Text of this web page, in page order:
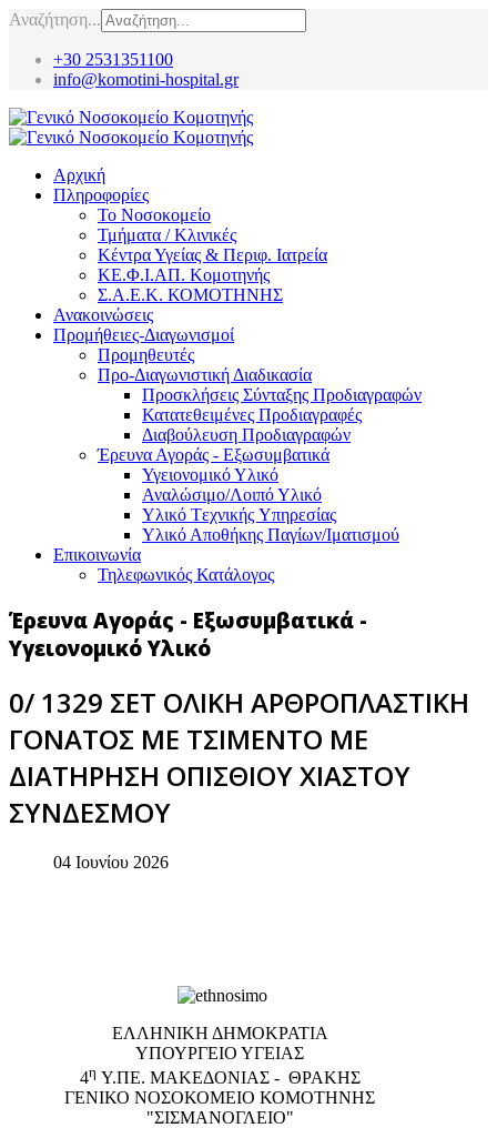
Αναζήτηση...
+30 2531351100
info@komotini-hospital.gr
Αρχική
Πληροφορίες
Το Νοσοκομείο
Τμήματα / Κλινικές
Κέντρα Υγείας & Περιφ. Ιατρεία
ΚΕ.Φ.Ι.ΑΠ. Κομοτηνής
Σ.Α.Ε.Κ. ΚΟΜΟΤΗΝΗΣ
Ανακοινώσεις
Προμήθειες-Διαγωνισμοί
Προμηθευτές
Προ-Διαγωνιστική Διαδικασία
Προσκλήσεις Σύνταξης Προδιαγραφών
Κατατεθειμένες Προδιαγραφές
Διαβούλευση Προδιαγραφών
Έρευνα Αγοράς - Εξωσυμβατικά
Υγειονομικό Υλικό
Αναλώσιμο/Λοιπό Υλικό
Υλικό Tεχνικής Yπηρεσίας
Υλικό Αποθήκης Παγίων/Ιματισμού
Επικοινωνία
Τηλεφωνικός Κατάλογος
Έρευνα Αγοράς - Εξωσυμβατικά -
Υγειονομικό Υλικό
0/ 1329 ΣΕΤ ΟΛΙΚΗ ΑΡΘΡΟΠΛΑΣΤΙΚΗ
ΓΟΝΑΤΟΣ ΜΕ ΤΣΙΜΕΝΤΟ ΜΕ
ΔΙΑΤΗΡΗΣΗ ΟΠΙΣΘΙΟΥ ΧΙΑΣΤΟΥ
ΣΥΝΔΕΣΜΟΥ
04 Ιουνίου 2026
EΛΛΗΝΙΚΗ ΔΗΜΟΚΡΑΤΙΑ
ΥΠΟΥΡΓΕΙΟ ΥΓΕΙΑΣ
4η Υ.ΠΕ. ΜΑΚΕΔΟΝΙΑΣ - ΘΡΑΚΗΣ
ΓΕΝΙΚΟ NΟΣΟΚΟΜΕΙΟ ΚΟΜΟΤΗΝΗΣ
"ΣΙΣΜΑΝΟΓΛΕΙΟ"